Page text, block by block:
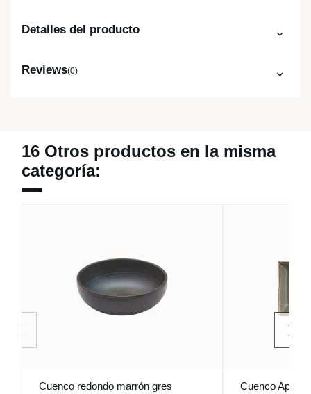
Detalles del producto
Reviews(0)
16 Otros productos en la misma
categoría:
Cuenco redondo marrón gres
Cuenco